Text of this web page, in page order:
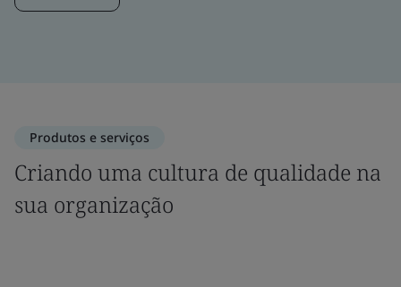
Produtos e serviços
Criando uma cultura de qualidade na
sua organização